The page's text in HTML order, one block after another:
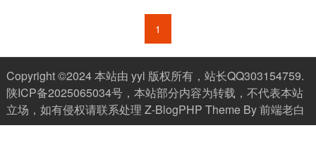
1
Copyright ©2024 本站由 yyl 版权所有，站长QQ303154759.
陕ICP备2025065034号，本站部分内容为转载，不代表本站
立场，如有侵权请联系处理 Z-BlogPHP Theme By前端老白